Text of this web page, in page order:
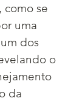
como se
uma
dos
o
da